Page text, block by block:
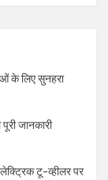
के लिए सुनहरा
जानकारी
टू-व्हीलर पर